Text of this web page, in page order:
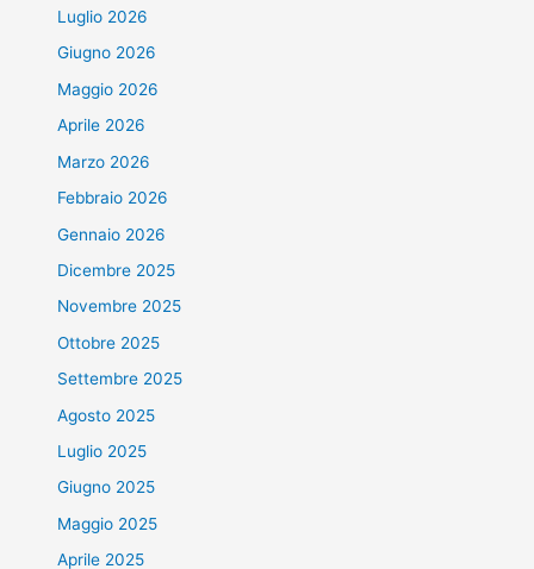
Luglio 2026
Giugno 2026
Maggio 2026
Aprile 2026
Marzo 2026
Febbraio 2026
Gennaio 2026
Dicembre 2025
Novembre 2025
Ottobre 2025
Settembre 2025
Agosto 2025
Luglio 2025
Giugno 2025
Maggio 2025
Aprile 2025